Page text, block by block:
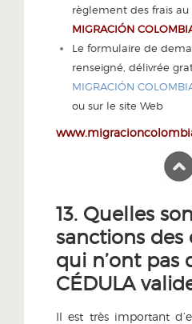
règlement des frais au
MIGRACIÓN
Le formulaire de
renseigné, délivrée
MIGRACIÓN
ou sur le site Web
13. Quelles
sanctions des
qui n’ont pas
CÉDULA
Il est très important